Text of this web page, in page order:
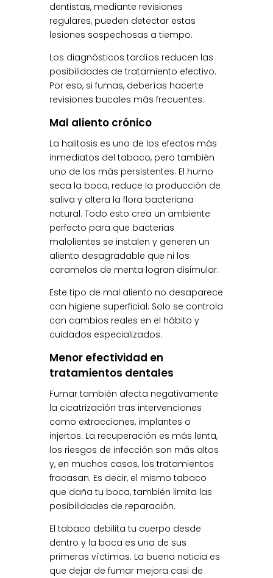
dentistas, mediante revisiones
regulares, pueden detectar estas
lesiones sospechosas a tiempo.
Los diagnósticos tardíos reducen las
posibilidades de tratamiento efectivo.
Por eso, si fumas, deberías hacerte
revisiones bucales más frecuentes.
Mal aliento crónico
La halitosis es uno de los efectos más
inmediatos del tabaco, pero también
uno de los más persistentes. El humo
seca la boca, reduce la producción de
saliva y altera la flora bacteriana
natural. Todo esto crea un ambiente
perfecto para que bacterias
malolientes se instalen y generen un
aliento desagradable que ni los
caramelos de menta logran disimular.
Este tipo de mal aliento no desaparece
con higiene superficial. Solo se controla
con cambios reales en el hábito y
cuidados especializados.
Menor efectividad en
tratamientos dentales
Fumar también afecta negativamente
la cicatrización tras intervenciones
como extracciones, implantes o
injertos. La recuperación es más lenta,
los riesgos de infección son más altos
y, en muchos casos, los tratamientos
fracasan. Es decir, el mismo tabaco
que daña tu boca, también limita las
posibilidades de reparación.
El tabaco debilita tu cuerpo desde
dentro y la boca es una de sus
primeras víctimas. La buena noticia es
que dejar de fumar mejora casi de